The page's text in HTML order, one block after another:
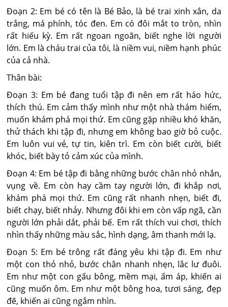
Đoạn 2: Em bé có tên là Bé Bảo, là bé trai xinh xắn, da
trắng, má phính, tóc đen. Em có đôi mắt to tròn, nhìn
rất hiếu kỳ. Em rất ngoan ngoãn, biết nghe lời người
lớn. Em là cháu trai của tôi, là niềm vui, niềm hạnh phúc
của cả nhà.
Thân bài:
Đoạn 3: Em bé đang tuổi tập đi nên em rất háo hức,
thích thú. Em cảm thấy mình như một nhà thám hiểm,
muốn khám phá mọi thứ. Em cũng gặp nhiều khó khăn,
thử thách khi tập đi, nhưng em không bao giờ bỏ cuộc.
Em luôn vui vẻ, tự tin, kiên trì. Em còn biết cười, biết
khóc, biết bày tỏ cảm xúc của mình.
Đoạn 4: Em bé tập đi bằng những bước chân nhỏ nhắn,
vụng về. Em còn hay cầm tay người lớn, đi khắp nơi,
khám phá mọi thứ. Em cũng rất nhanh nhẹn, biết đi,
biết chạy, biết nhảy. Nhưng đôi khi em còn vấp ngã, cần
người lớn phải dắt, phải bế. Em rất thích vui chơi, thích
nhìn thấy những màu sắc, hình dạng, âm thanh mới lạ.
Đoạn 5: Em bé trông rất đáng yêu khi tập đi. Em như
một con thỏ nhỏ, bước chân nhanh nhẹn, lắc lư đuôi.
Em như một con gấu bông, mềm mại, ấm áp, khiến ai
cũng muốn ôm. Em như một bông hoa, tươi sáng, đẹp
đẽ, khiến ai cũng ngắm nhìn.